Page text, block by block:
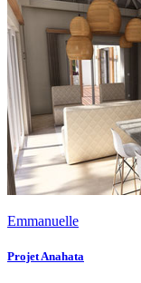
Emmanuelle
Projet Anahata